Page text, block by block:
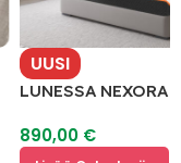
UUSI
LUNESSA
890,00 €